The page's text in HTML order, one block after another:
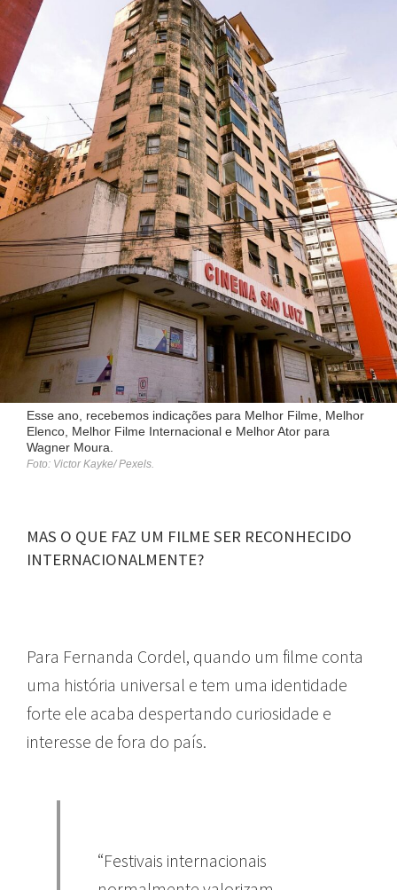
Esse ano, recebemos indicações para Melhor Filme, Melhor
Elenco, Melhor Filme Internacional e Melhor Ator para
Wagner Moura.
Foto: Victor Kayke/ Pexels.
MAS O QUE FAZ UM FILME SER RECONHECIDO
INTERNACIONALMENTE?
Para Fernanda Cordel, quando um filme conta
uma história universal e tem uma identidade
forte ele acaba despertando curiosidade e
interesse de fora do país.
“Festivais internacionais